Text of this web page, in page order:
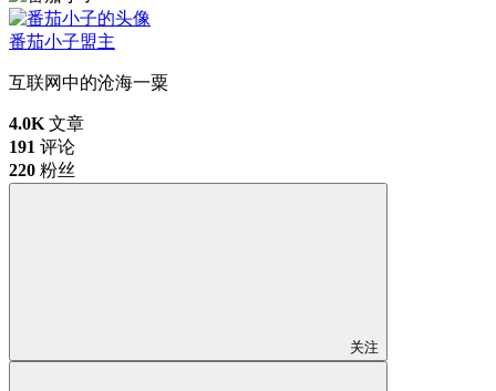
番茄小子盟主
互联网中的沧海一粟
4.0K 文章
191 评论
220 粉丝
关注